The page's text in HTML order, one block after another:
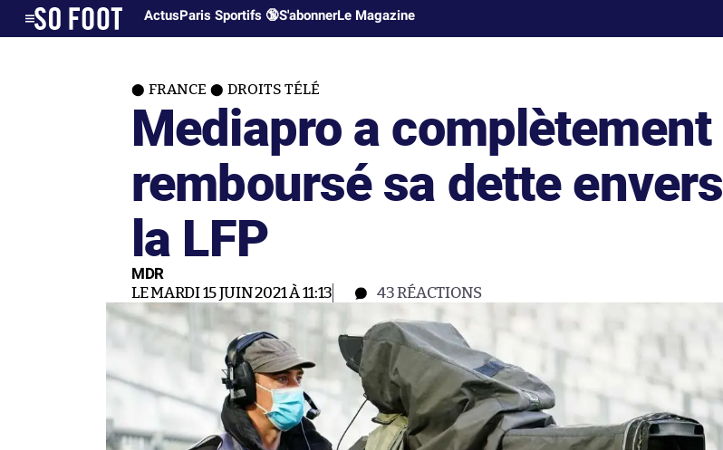
ActusParis Sportifs 🔞S'abonnerLe Magazine
FRANCE DROITS TÉLÉ
Mediapro a complètement
remboursé sa dette envers
la LFP
MDR
LE MARDI 15 JUIN 2021 À 11:13 43RÉACTIONS